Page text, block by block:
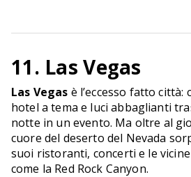
11. Las Vegas
Las Vegas è l’eccesso fatto città:
hotel a tema e luci abbaglianti
notte in un evento. Ma oltre al
cuore del deserto del Nevada
suoi ristoranti, concerti e le
come la Red Rock Canyon.